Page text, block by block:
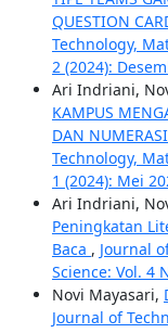
QUESTION
Technology,
2 (2024):
Ari Indriani,
KAMPUS
DAN
Technology,
1 (2024): Mei
Ari Indriani,
Peningkatan
Baca , Journal
Science: Vol. 4
Novi Mayasari,
Journal of